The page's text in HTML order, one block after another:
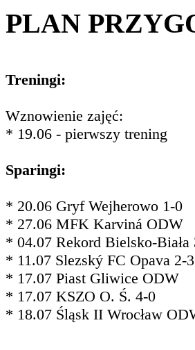
PLAN
Treningi:
Wznowienie zajęć:
* 19.06 - pierwszy trening
Sparingi:
* 20.06 Gryf Wejherowo 1-0
* 27.06 MFK Karviná ODW
* 04.07 Rekord Bielsko-Biała
* 11.07 Slezský FC Opava 2-3
* 17.07 Piast Gliwice ODW
* 17.07 KSZO O. Ś. 4-0
* 18.07 Śląsk II Wrocław